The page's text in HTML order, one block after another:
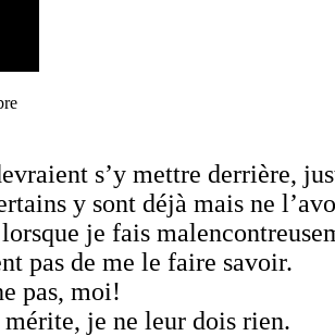
s’y mettre derrière,
y sont déjà mais ne
je fais
pas de me le faire savoir.
pas, moi!
mérite, je ne leur dois rien.